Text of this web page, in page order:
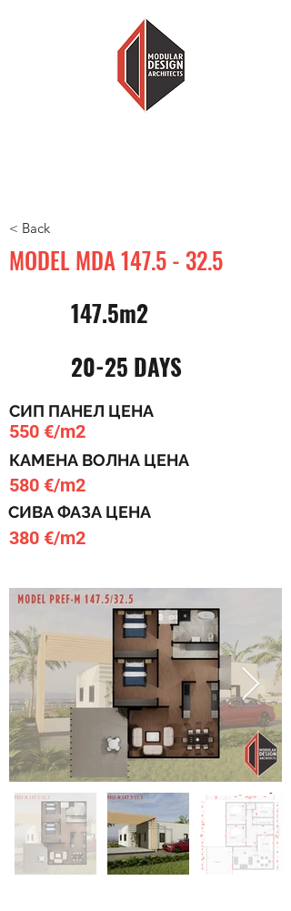
< Back
MODEL MDA147.5 - 32.5
147.5m2
20-25 DAYS
СИП ПАНЕЛ ЦЕНА
550 €/m2
КАМЕНА ВОЛНА ЦЕНА
580 €/m2
СИВА ФАЗА ЦЕНА
380 €/m2